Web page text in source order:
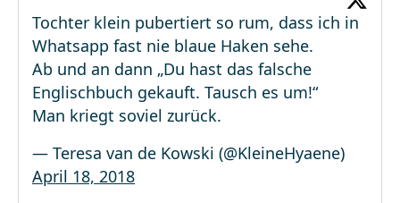
Tochter klein pubertiert so rum, dass ich in
Whatsapp fast nie blaue Haken sehe.
Ab und an dann „Du hast das falsche
Englischbuch gekauft. Tausch es um!“
Man kriegt soviel zurück.
— Teresa van de Kowski (@KleineHyaene)
April 18, 2018